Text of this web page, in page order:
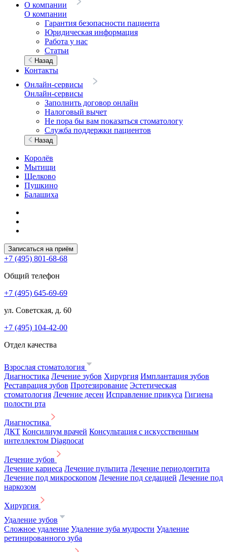
О компании
О компании
Гарантия безопасности пациента
Юридическая информация
Работа у нас
Статьи
Назад
Контакты
Онлайн-сервисы
Онлайн-сервисы
Заполнить договор онлайн
Налоговый вычет
Не пора бы вам показаться стоматологу
Служба поддержки пациентов
Назад
Королёв
Мытищи
Щелково
Пушкино
Балашиха
Записаться на приём
+7 (495) 801-68-68
Общий телефон
+7 (495) 645-69-69
ул. Советская, д. 60
+7 (495) 104-42-00
Отдел качества
Взрослая стоматология
Диагностика Лечение зубов Хирургия Имплантация зубов
Реставрация зубов Протезирование Эстетическая
стоматология Лечение десен Исправление прикуса Гигиена
полости рта
Диагностика
ДКТ Консилиум врачей Консультация с искусственным
интеллектом Diagnocat
Лечение зубов
Лечение кариеса Лечение пульпита Лечение периодонтита
Лечение под микроскопом Лечение под седацией Лечение под
наркозом
Хирургия
Удаление зубов
Сложное удаление Удаление зуба мудрости Удаление
ретинированного зуба